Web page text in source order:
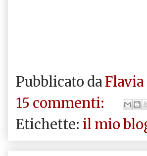
Pubblicato da Flavia
15 commenti:
Etichette: il mio